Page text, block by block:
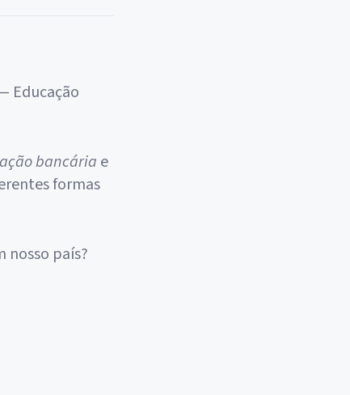
bancária e
formas
nosso país?